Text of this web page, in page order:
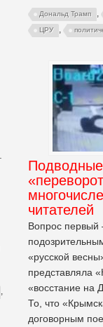
Дональд Трамп ,
ЦРУ ,
,
читателей
Вопрос
«русской
представляла
«восстание на
То, что
договорным